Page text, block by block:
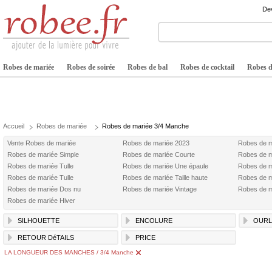
Robes de mariée Robes de soirée Robes de bal Robes de cocktail Robes
Accueil Robes de mariée Robes de mariée 3/4 Manche
Vente Robes de mariée Robes de mariée 2023
Robes de
Robes de mariée Simple
Robes de mariée Courte
Robes de
Robes de mariée Tulle
Robes de mariée Une épaule
Robes de
Robes de mariée Tulle
Robes de mariée Taille haute
Robes de
Robes de mariée Dos nu
Robes de mariée Vintage
Robes de
Robes de mariée Hiver
SILHOUETTE ENCOLURE
RETOUR DéTAILS PRICE
LA LONGUEUR DES MANCHES / 3/4 Manche